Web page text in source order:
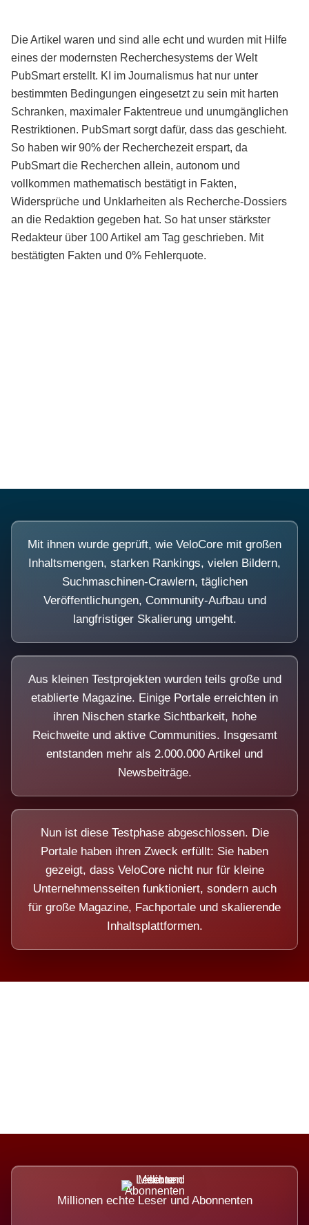
Die Artikel waren und sind alle echt und wurden mit Hilfe
eines der modernsten Recherchesystems der Welt
PubSmart erstellt. KI im Journalismus hat nur unter
bestimmten Bedingungen eingesetzt zu sein mit harten
Schranken, maximaler Faktentreue und unumgänglichen
Restriktionen. PubSmart sorgt dafür, dass das geschieht.
So haben wir 90% der Recherchezeit erspart, da
PubSmart die Recherchen allein, autonom und
vollkommen mathematisch bestätigt in Fakten,
Widersprüche und Unklarheiten als Recherche-Dossiers
an die Redaktion gegeben hat. So hat unser stärkster
Redakteur über 100 Artikel am Tag geschrieben. Mit
bestätigten Fakten und 0% Fehlerquote.
Mit ihnen wurde geprüft, wie VeloCore mit großen
Inhaltsmengen, starken Rankings, vielen Bildern,
Suchmaschinen-Crawlern, täglichen
Veröffentlichungen, Community-Aufbau und
langfristiger Skalierung umgeht.
Aus kleinen Testprojekten wurden teils große und
etablierte Magazine. Einige Portale erreichten in
ihren Nischen starke Sichtbarkeit, hohe
Reichweite und aktive Communities. Insgesamt
entstanden mehr als 2.000.000 Artikel und
Newsbeiträge.
Nun ist diese Testphase abgeschlossen. Die
Portale haben ihren Zweck erfüllt: Sie haben
gezeigt, dass VeloCore nicht nur für kleine
Unternehmensseiten funktioniert, sondern auch
für große Magazine, Fachportale und skalierende
Inhaltsplattformen.
Millionen echte Leser und Abonnenten